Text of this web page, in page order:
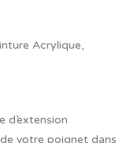
Acrylique,
d’extension
votre poignet dans